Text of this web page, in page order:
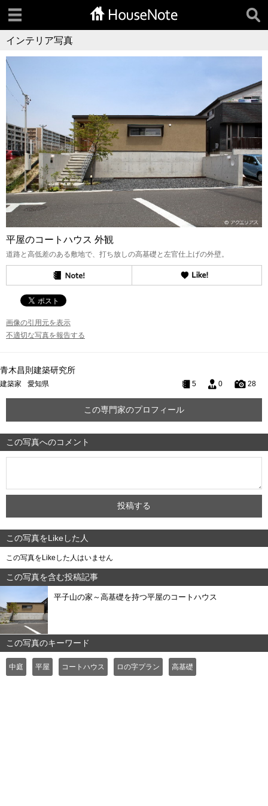
インテリア写真
平屋のコートハウス 外観
道路と高低差のある敷地で、打ち放しの高基礎と左官仕上げの外壁。
画像の引用元を表示
不適切な写真を報告する
青木昌則建築研究所
建築家 愛知県 5 0 28
この専門家のプロフィール
この写真へのコメント
この写真をLikeした人
この写真をLikeした人はいません
この写真を含む投稿記事
平子山の家～高基礎を持つ平屋のコートハウス
この写真のキーワード
中庭 平屋 コートハウス ロの字プラン 高基礎